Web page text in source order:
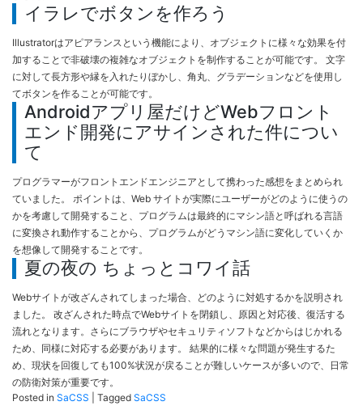
イラレでボタンを作ろう
Illustratorはアピアランスという機能により、オブジェクトに様々な効果を付
加することで非破壊の複雑なオブジェクトを制作することが可能です。 文字
に対して長方形や縁を入れたりぼかし、角丸、グラデーションなどを使用し
てボタンを作ることが可能です。
Androidアプリ屋だけどWebフロント
エンド開発にアサインされた件につい
て
プログラマーがフロントエンドエンジニアとして携わった感想をまとめられ
ていました。 ポイントは、Web サイトが実際にユーザーがどのように使うの
かを考慮して開発すること、プログラムは最終的にマシン語と呼ばれる言語
に変換され動作することから、プログラムがどうマシン語に変化していくか
を想像して開発することです。
夏の夜の ちょっとコワイ話
Webサイトが改ざんされてしまった場合、どのように対処するかを説明され
ました。 改ざんされた時点でWebサイトを閉鎖し、原因と対応後、復活する
流れとなります。さらにブラウザやセキュリティソフトなどからはじかれる
ため、同様に対応する必要があります。 結果的に様々な問題が発生するた
め、現状を回復しても100%状況が戻ることが難しいケースが多いので、日常
の防衛対策が重要です。
Posted in SaCSS Tagged SaCSS